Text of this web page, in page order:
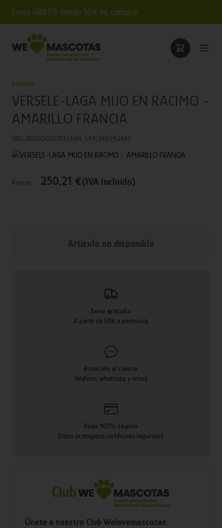
Envío GRATIS desde 50€ de compra
PIENSOS
VERSELE-LAGA MIJO EN RACIMO -
AMARILLO FRANCIA
SKU: AD200002183 | EAN: 5410340992449
Precio: 250,21 €(IVA Incluido)
Articulo no disponible
Envío gratuito
A partir de 50€ a península
Atención al cliente
Teléfono, whatsapp y email
Pago 100% seguro
Datos protegidos certificado seguridad
Únete a nuestro Club Welovemascotas